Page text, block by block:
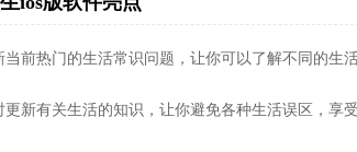
当前热门的生活常识问题，让你可以了解不同的生
更新有关生活的知识，让你避免各种生活误区，享